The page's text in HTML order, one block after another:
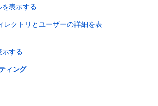
表示する
レクトリとユーザーの詳細を表
する
ィング